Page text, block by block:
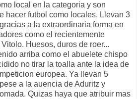
local en la categoria y son
hacer futbol como locales. Llevan 3
a la extraordinaria forma en
como el recientemente
Huesos, duros de roer...
arriba como el abuelete chispo
no tirar la toalla ante la idea de
europea. Ya llevan 5
a la auencia de Aduritz y
Quizas haya que atribuir mas